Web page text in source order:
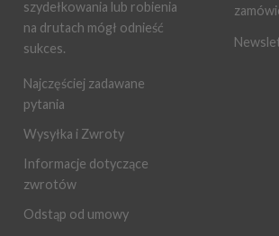
szydełkowania lub robienia
na drutach mógł odnieść
sukces.
Najczęściej zadawane
pytania
Wysyłka i Zwroty
Informacje dotyczące
zwrotów
Odstąp od umowy